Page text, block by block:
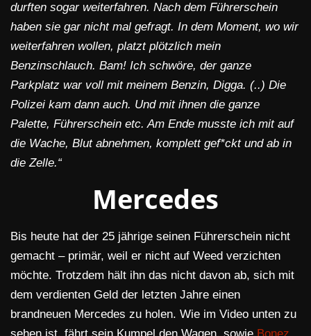
durften sogar weiterfahren. Nach dem Führerschein
haben sie gar nicht mal gefragt. In dem Moment, wo wir
weiterfahren wollen, platzt plötzlich mein
Benzinschlauch. Bam! Ich schwöre, der ganze
Parkplatz war voll mit meinem Benzin, Digga. (..) Die
Polizei kam dann auch. Und mit ihnen die ganze
Palette, Führerschein etc. Am Ende musste ich mit auf
die Wache, Blut abnehmen, komplett gef*ckt und ab in
die Zelle.“
Mercedes
Bis heute hat der 25 jährige seinen Führerschein nicht
gemacht – primär, weil er nicht auf Weed verzichten
möchte. Trotzdem hält ihn das nicht davon ab, sich mit
dem verdienten Geld der letzten Jahre einen
brandneuen Mercedes zu holen. Wie im Video unten zu